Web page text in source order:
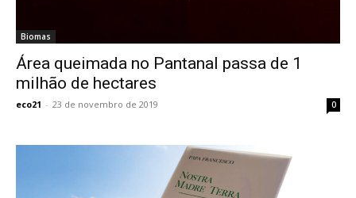
Biomas
Área queimada no Pantanal passa de 1
milhão de hectares
eco21 - 23 de novembro de 2019 0